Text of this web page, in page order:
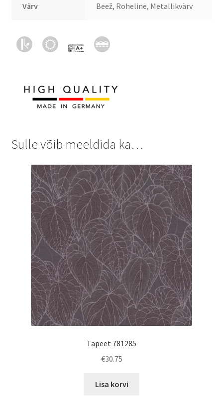
Värv Beež, Roheline, Metallikvärv
Sulle võib meeldida ka…
Tapeet 781285
€30.75
Lisa korvi